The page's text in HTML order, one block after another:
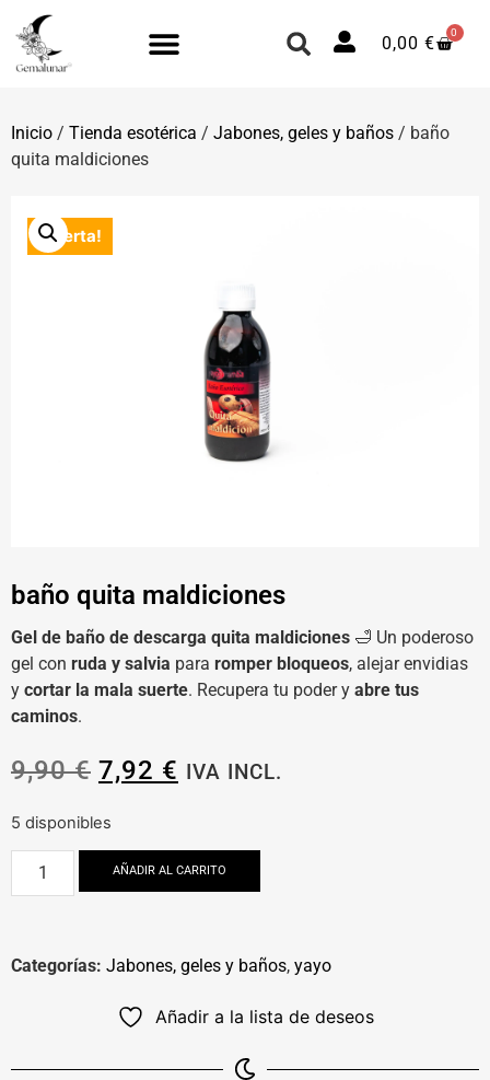
0,00 €
0
Inicio / Tienda esotérica / Jabones, geles y baños / baño
quita maldiciones
¡Oferta!
baño quita maldiciones
Gel de baño de descarga quita maldiciones 🛁 Un poderoso
gel con ruda y salvia para romper bloqueos, alejar envidias
y cortar la mala suerte. Recupera tu poder y abre tus
caminos.
9,90€ 7,92 € IVA INCL.
5 disponibles
AÑADIR AL CARRITO
Categorías: Jabones, geles y baños, yayo
Añadir a la lista de deseos